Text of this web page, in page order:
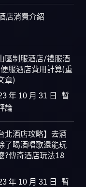
店消費介紹
區制服酒店/禮服酒
服酒店費用計算(重
章)
年 10 月 31 日
暫
論
北酒店攻略】去酒
了喝酒唱歌還能玩
?傳奇酒店玩法18
年 10 月 31 日
暫